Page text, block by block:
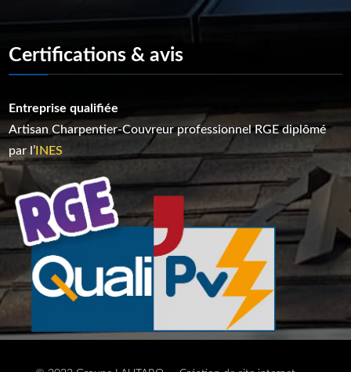
Certifications & avis
Entreprise qualifiée
Artisan Charpentier-Couvreur professionnel RGE diplômé
par l’ INES